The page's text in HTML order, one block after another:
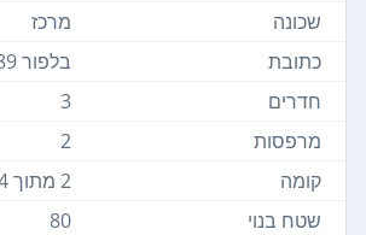
שכונה
מרכז
כתובת
בלפור 89
חדרים
3
מרפסות
2
קומה
2 מתוך 4
שטח בנוי
80